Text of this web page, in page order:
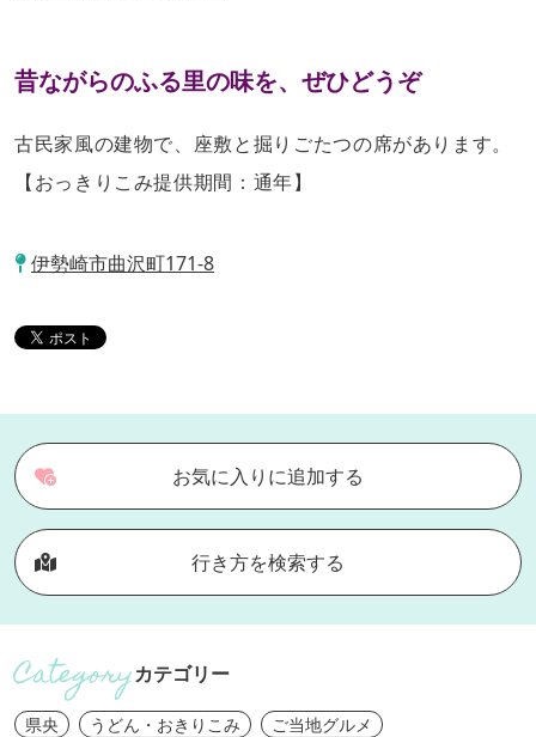
昔ながらのふる里の味を、ぜひどうぞ
古民家風の建物で、座敷と掘りごたつの席があります。
【おっきりこみ提供期間：通年】
伊勢崎市曲沢町171-8
お気に入りに追加する
行き方を検索する
カテゴリー
県央 うどん・おきりこみ ご当地グルメ